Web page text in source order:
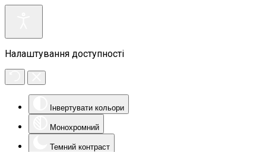
Налаштування доступності
Інвертувати кольори
Монохромний
Темний контраст